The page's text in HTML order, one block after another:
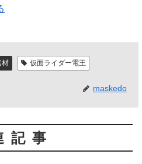
材 仮面ライダー電王
maskedo
記事